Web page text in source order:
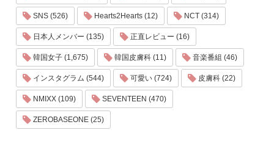
SNS (526) Hearts2Hearts (12) NCT (314)
日本人メンバー (135) 正直レビュー (16)
韓国女子 (1,675) 韓国皮膚科 (11) 音楽番組 (46)
インスタグラム (544) 可愛い (724) 皮膚科 (22)
NMIXX (109) SEVENTEEN (470)
ZEROBASEONE (25)